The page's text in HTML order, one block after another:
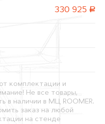
330 925 руб.
комплектации и
Не все товары,
в наличии в МЦ ROOMER.
заказ на любой
на стенде